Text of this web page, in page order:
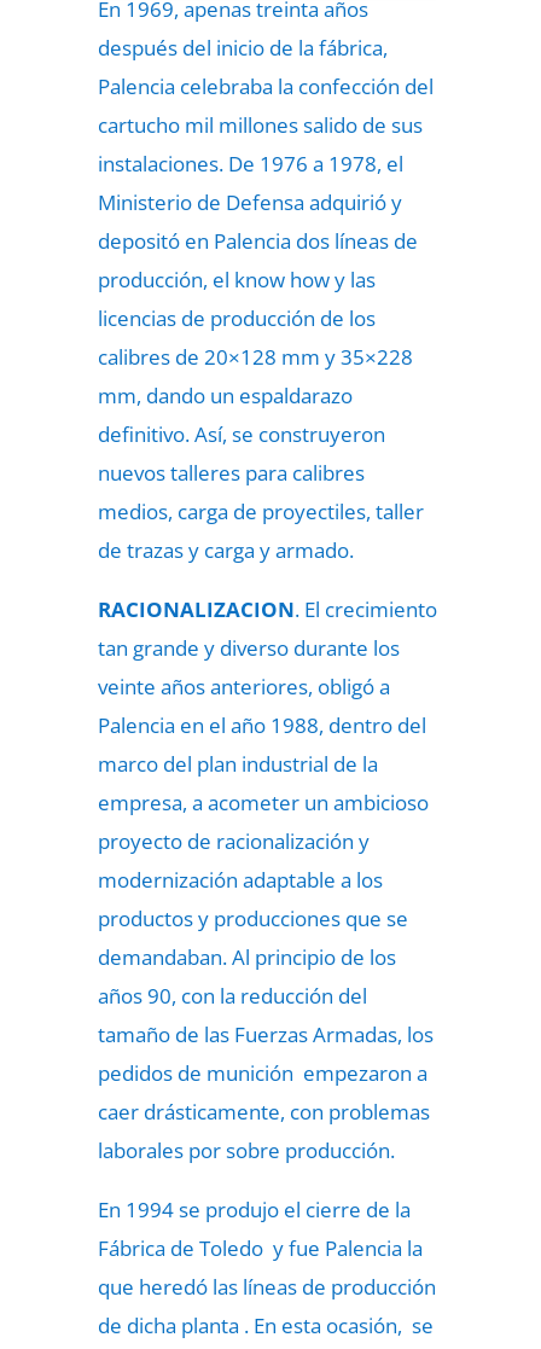
En 1969, apenas treinta años
después del inicio de la fábrica,
Palencia celebraba la confección del
cartucho mil millones salido de sus
instalaciones. De 1976 a 1978, el
Ministerio de Defensa adquirió y
depositó en Palencia dos líneas de
producción, el know how y las
licencias de producción de los
calibres de 20×128 mm y 35×228
mm, dando un espaldarazo
definitivo. Así, se construyeron
nuevos talleres para calibres
medios, carga de proyectiles, taller
de trazas y carga y armado.
RACIONALIZACION. El crecimiento
tan grande y diverso durante los
veinte años anteriores, obligó a
Palencia en el año 1988, dentro del
marco del plan industrial de la
empresa, a acometer un ambicioso
proyecto de racionalización y
modernización adaptable a los
productos y producciones que se
demandaban. Al principio de los
años 90, con la reducción del
tamaño de las Fuerzas Armadas, los
pedidos de munición empezaron a
caer drásticamente, con problemas
laborales por sobre producción.
En 1994 se produjo el cierre de la
Fábrica de Toledo y fue Palencia la
que heredó las líneas de producción
de dicha planta . En esta ocasión, se